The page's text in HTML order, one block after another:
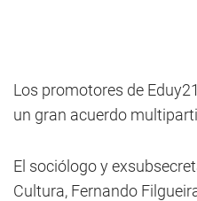
Los promotores de
un gran acuerdo
El sociólogo y
Cultura, Fernando